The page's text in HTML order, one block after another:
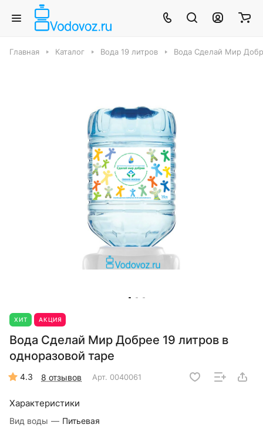
Главная Каталог Вода 19 литров Вода Сделай Мир
ХИТ АКЦИЯ
Вода Сделай Мир Добрее 19 литров в
одноразовой таре
4.3 8 отзывов Арт. 0040061
Характеристики
Вид воды — Питьевая